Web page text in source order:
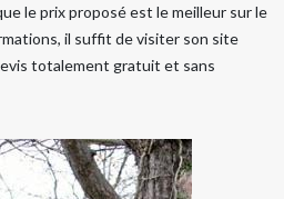
le prix proposé est le meilleur sur le
il suffit de visiter son site
totalement gratuit et sans